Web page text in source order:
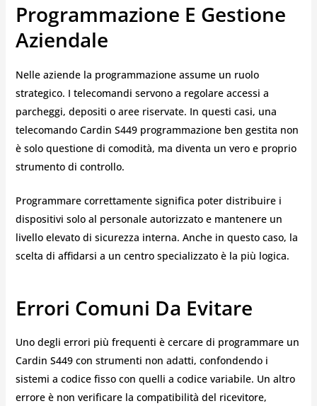
Programmazione E Gestione
Aziendale
Nelle aziende la programmazione assume un ruolo
strategico. I telecomandi servono a regolare accessi a
parcheggi, depositi o aree riservate. In questi casi, una
telecomando Cardin S449 programmazione ben gestita non
è solo questione di comodità, ma diventa un vero e proprio
strumento di controllo.
Programmare correttamente significa poter distribuire i
dispositivi solo al personale autorizzato e mantenere un
livello elevato di sicurezza interna. Anche in questo caso, la
scelta di affidarsi a un centro specializzato è la più logica.
Errori Comuni Da Evitare
Uno degli errori più frequenti è cercare di programmare un
Cardin S449 con strumenti non adatti, confondendo i
sistemi a codice fisso con quelli a codice variabile. Un altro
errore è non verificare la compatibilità del ricevitore,